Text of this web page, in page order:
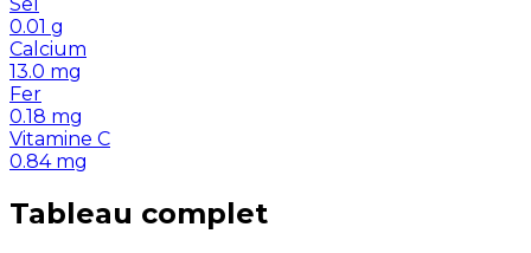
Sel
0.01 g
Calcium
13.0 mg
Fer
0.18 mg
Vitamine C
0.84 mg
Tableau complet